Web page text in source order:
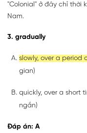
"Colonial" ở đây chỉ thời
Nam.
3. gradually
slowly, over a period
gian)
quickly, over a short
ngắn)
Đáp án: A